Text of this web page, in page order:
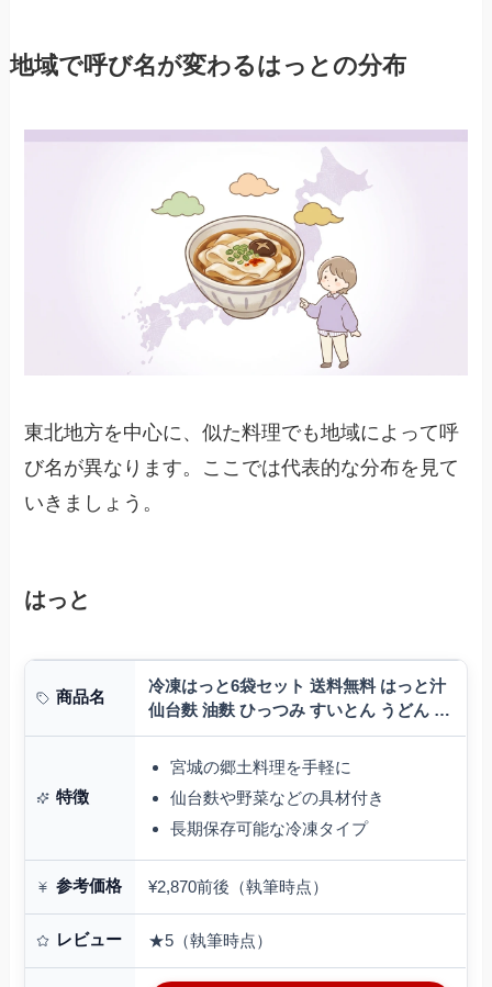
地域で呼び名が変わるはっとの分布
東北地方を中心に、似た料理でも地域によって呼
び名が異なります。ここでは代表的な分布を見て
いきましょう。
はっと
商品名
冷凍はっと6袋セット 送料無料 はっと汁
仙台麩 油麩 ひっつみ すいとん うどん 冷
凍うどん お土産 お歳暮 お中元 御歳暮 母
の日 父の日 敬老の日 お返し…
特徴
宮城の郷土料理を手軽に
仙台麩や野菜などの具材付き
長期保存可能な冷凍タイプ
参考価格 ¥2,870前後（執筆時点）
レビュー ★5（執筆時点）